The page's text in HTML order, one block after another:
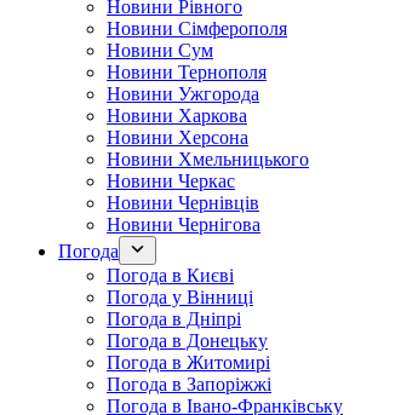
Новини Рівного
Новини Сімферополя
Новини Сум
Новини Тернополя
Новини Ужгорода
Новини Харкова
Новини Херсона
Новини Хмельницького
Новини Черкас
Новини Чернівців
Новини Чернігова
Погода
Погода в Києві
Погода у Вінниці
Погода в Дніпрі
Погода в Донецьку
Погода в Житомирі
Погода в Запоріжжі
Погода в Івано-Франківську